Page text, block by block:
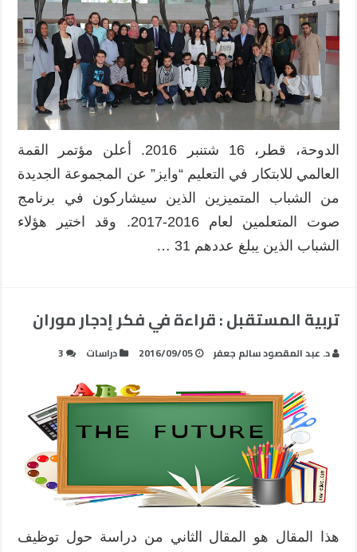
الدوحة، قطر، 16 شتنبر 2016. أعلن مؤتمر القمة
العالمي للابتكار في التعليم “وايز” عن المجموعة الجديدة
من الشباب المتميزين الذين سيشاركون في برنامج
صوت المتعلمين لعام 2016-2017. وقد اختير هؤلاء
الشباب الذين يبلغ عددهم 31 …
تربية المستقبل : قراءة في فكر إدجار موران
د. عبد المقصود سالم جعفر 2016/09/05 دراسات 3
هذا المقال هو المقال الثاني من دراسة حول توظيف